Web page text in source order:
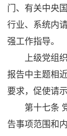
门、有关中央
行业、系统内
强工作指导。
上级党组织
报告中主题相
要求，促使请
第十七条 党
告事项范围和